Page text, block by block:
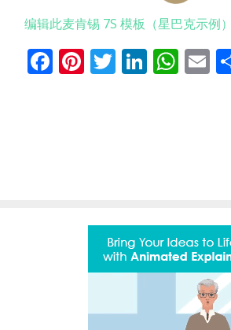
编辑此麦肯锡 7S 模板（星巴克示例）
Facebook
Pinterest
Twitter